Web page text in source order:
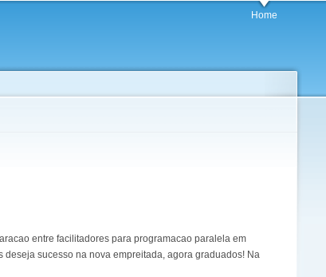
Home
entre facilitadores para programacao paralela em
sucesso na nova empreitada, agora graduados! Na